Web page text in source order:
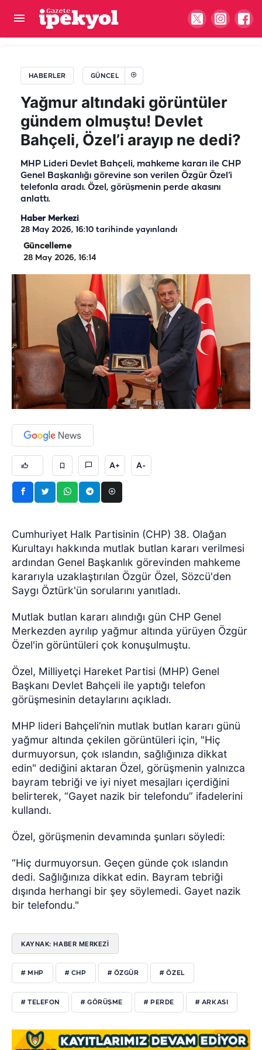
HABERLER GÜNCEL
Yağmur altındaki görüntüler
gündem olmuştu! Devlet
Bahçeli, Özel’i arayıp ne dedi?
MHP Lideri Devlet Bahçeli, mahkeme kararı ile CHP
Genel Başkanlığı görevine son verilen Özgür Özel’i
telefonla aradı. Özel, görüşmenin perde akasını
anlattı.
Haber Merkezi
28 May 2026, 16:10 tarihinde yayınlandı
Güncelleme
28 May 2026, 16:14
A+ A-
Cumhuriyet Halk Partisinin (CHP) 38. Olağan
Kurultayı hakkında mutlak butlan kararı verilmesi
ardından Genel Başkanlık görevinden mahkeme
kararıyla uzaklaştırılan Özgür Özel, Sözcü'den
Saygı Öztürk'ün sorularını yanıtladı.
Mutlak butlan kararı alındığı gün CHP Genel
Merkezden ayrılıp yağmur altında yürüyen Özgür
Özel'in görüntüleri çok konuşulmuştu.
Özel, Milliyetçi Hareket Partisi (MHP) Genel
Başkanı Devlet Bahçeli ile yaptığı telefon
görüşmesinin detaylarını açıkladı.
MHP lideri Bahçeli’nin mutlak butlan kararı günü
yağmur altında çekilen görüntüleri için, "Hiç
durmuyorsun, çok ıslandın, sağlığınıza dikkat
edin" dediğini aktaran Özel, görüşmenin yalnızca
bayram tebriği ve iyi niyet mesajları içerdiğini
belirterek, “Gayet nazik bir telefondu” ifadelerini
kullandı.
Özel, görüşmenin devamında şunları söyledi:
“Hiç durmuyorsun. Geçen günde çok ıslandın
dedi. Sağlığınıza dikkat edin. Bayram tebriği
dışında herhangi bir şey söylemedi. Gayet nazik
bir telefondu."
KAYNAK: HABER MERKEZİ
# MHP # CHP # ÖZGÜR # ÖZEL
# TELEFON # GÖRÜŞME # PERDE # ARKASI
Gölge bile fayda etmiyor! Urfalıların sıcakla